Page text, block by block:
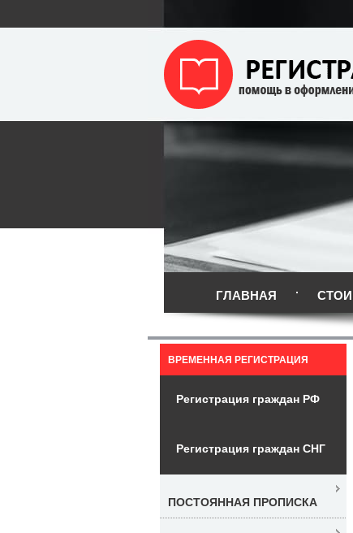
ГЛАВНАЯ
ВРЕМЕННАЯ РЕГИСТРАЦИЯ
Регистрация граждан РФ
Регистрация граждан СНГ
ПОСТОЯННАЯ ПРОПИСКА